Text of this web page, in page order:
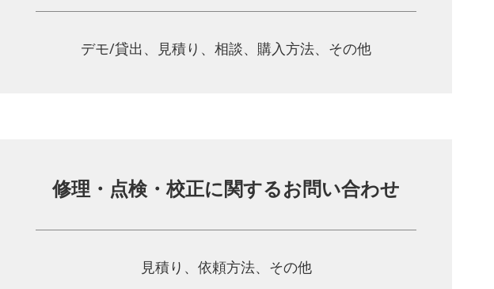
デモ/貸出、見積り、相談、 購入方法、その他
修理・点検・校正に関するお問い合わせ
見積り、依頼方法、その他